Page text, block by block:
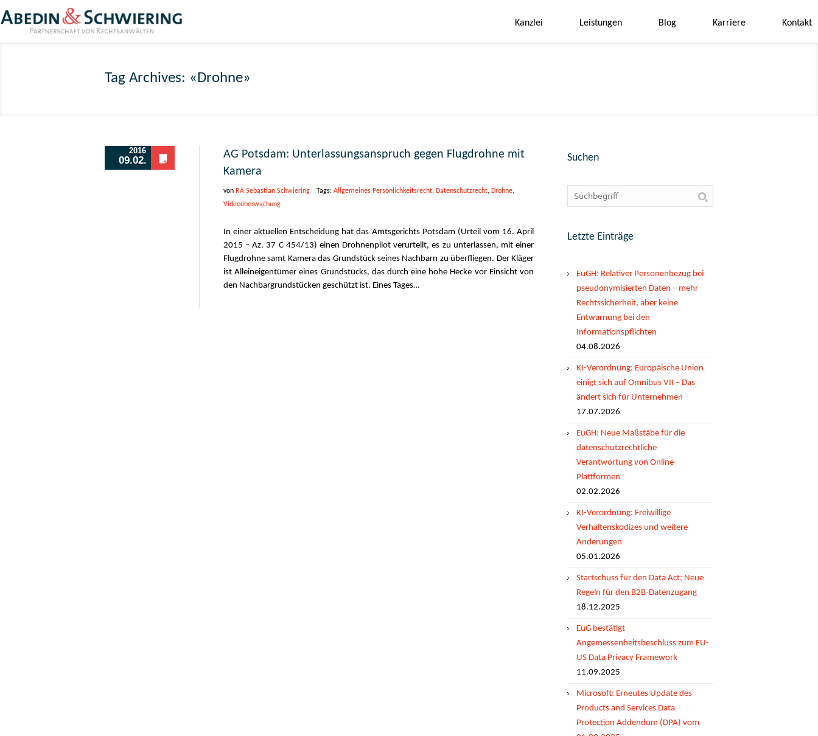
Kanzlei Leistungen Blog Karriere Kontakt
Tag Archives: «Drohne»
2016
09.02.
AG Potsdam: Unterlassungsanspruch gegen Flugdrohne mit
Kamera
von RA Sebastian Schwiering Tags: Allgemeines Persönlichkeitsrecht, Datenschutzrecht, Drohne,
Videoüberwachung
In einer aktuellen Entscheidung hat das Amtsgerichts Potsdam (Urteil vom 16. April
2015 – Az. 37 C 454/13) einen Drohnenpilot verurteilt, es zu unterlassen, mit einer
Flugdrohne samt Kamera das Grundstück seines Nachbarn zu überfliegen. Der Kläger
ist Alleineigentümer eines Grundstücks, das durch eine hohe Hecke vor Einsicht von
den Nachbargrundstücken geschützt ist. Eines Tages…
Suchen
Letzte Einträge
EuGH: Relativer Personenbezug bei
pseudonymisierten Daten – mehr
Rechtssicherheit, aber keine
Entwarnung bei den
Informationspflichten
04.08.2026
KI-Verordnung: Europäische Union
einigt sich auf Omnibus VII – Das
ändert sich für Unternehmen
17.07.2026
EuGH: Neue Maßstäbe für die
datenschutzrechtliche
Verantwortung von Online-
Plattformen
02.02.2026
KI-Verordnung: Freiwillige
Verhaltenskodizes und weitere
Änderungen
05.01.2026
Startschuss für den Data Act: Neue
Regeln für den B2B-Datenzugang
18.12.2025
EuG bestätigt
Angemessenheitsbeschluss zum EU-
US Data Privacy Framework
11.09.2025
Microsoft: Erneutes Update des
Products and Services Data
Protection Addendum (DPA) vom